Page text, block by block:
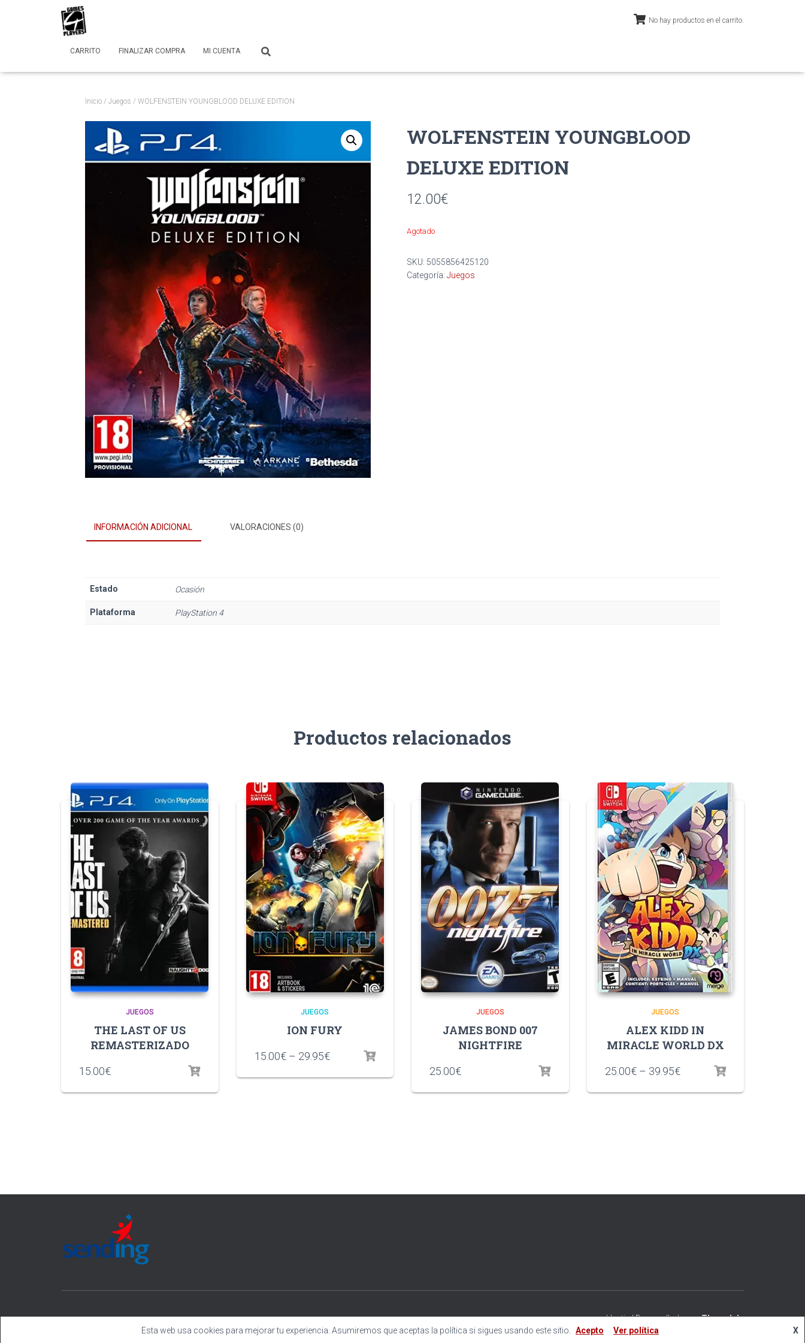
No hay productos en el carrito.
CARRITO FINALIZAR COMPRA MI CUENTA
Inicio / Juegos / WOLFENSTEIN YOUNGBLOOD DELUXE EDITION
WOLFENSTEIN YOUNGBLOOD
DELUXE EDITION
12.00€
Agotado
SKU: 5055856425120
Categoría: Juegos
INFORMACIÓN ADICIONAL VALORACIONES (0)
Estado Ocasión
Plataforma PlayStation 4
Productos relacionados
JUEGOS
THE LAST OF US
REMASTERIZADO
15.00€
JUEGOS
ION FURY
15.00€– 29.95€
JUEGOS
JAMES BOND 007
NIGHTFIRE
25.00€
JUEGOS
ALEX KIDD IN
MIRACLE WORLD DX
25.00€– 39.95€
Hestia | Desarrollado porThemeIsle
Esta web usa cookies para mejorar tu experiencia. Asumiremos que aceptas la política si sigues usando este sitio.
X
Acepto Ver política